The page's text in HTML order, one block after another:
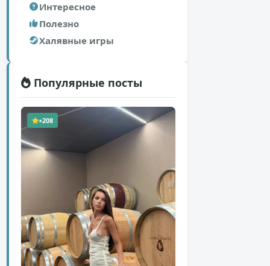
Интересное
Полезно
Халявные игры
Популярные посты
+208